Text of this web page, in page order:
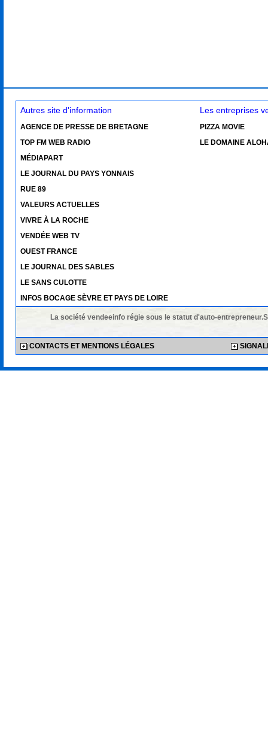
Autres site d'information
AGENCE DE PRESSE DE BRETAGNE
TOP FM WEB RADIO
MÉDIAPART
LE JOURNAL DU PAYS YONNAIS
RUE 89
VALEURS ACTUELLES
VIVRE À LA ROCHE
VENDÉE WEB TV
OUEST FRANCE
LE JOURNAL DES SABLES
LE SANS CULOTTE
INFOS BOCAGE SÈVRE ET PAYS DE LOIRE
Les entreprises
PIZZA MOVIE
LE DOMAINE
La société vendeeinfo régie sous le statut d'auto-
CONTACTS ET MENTIONS LÉGALES